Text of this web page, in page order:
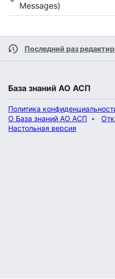
Messages)
Последний раз
База знаний АО АСП
Политика
О База знаний АО АСП
Настольная версия